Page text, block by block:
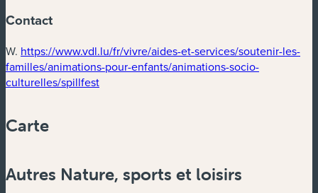
Contact
W. https://www.vdl.lu/fr/vivre/aides-et-services/soutenir-les-
familles/animations-pour-enfants/animations-socio-
culturelles/spillfest(nouvelle fenêtre)
Carte
Zoom
Autres Nature, sports et loisirs